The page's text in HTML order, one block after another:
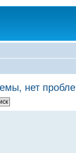
нет